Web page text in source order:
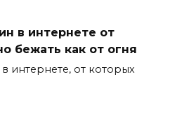
в интернете от
бежать как от огня
интернете, от которых